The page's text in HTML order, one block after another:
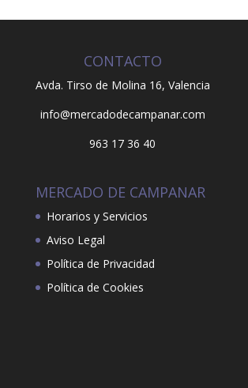
CONTACTO
Avda. Tirso de Molina 16, Valencia
info@mercadodecampanar.com
963 17 36 40
MERCADO DE CAMPANAR
Horarios y Servicios
Aviso Legal
Política de Privacidad
Política de Cookies